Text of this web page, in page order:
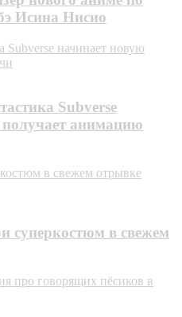
Исина Нисио
Subverse начинает новую
Subverse
получает анимацию
в свежем отрывке
суперкостюм в свежем
про говорящих пёсиков в